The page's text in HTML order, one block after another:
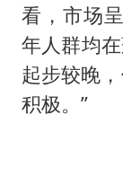
看，市场
年人群均
起步较晚
积极。”